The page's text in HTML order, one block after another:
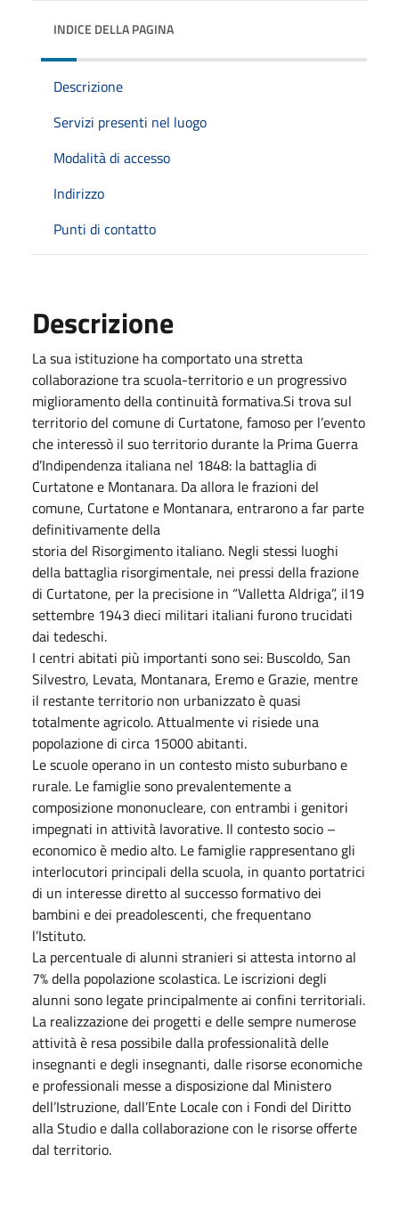
INDICE DELLA PAGINA
Descrizione
Servizi presenti nel luogo
Modalità di accesso
Indirizzo
Punti di contatto
Descrizione
La sua istituzione ha comportato una stretta
collaborazione tra scuola-territorio e un progressivo
miglioramento della continuità formativa.Si trova sul
territorio del comune di Curtatone, famoso per l’evento
che interessò il suo territorio durante la Prima Guerra
d’Indipendenza italiana nel 1848: la battaglia di
Curtatone e Montanara. Da allora le frazioni del
comune, Curtatone e Montanara, entrarono a far parte
definitivamente della
storia del Risorgimento italiano. Negli stessi luoghi
della battaglia risorgimentale, nei pressi della frazione
di Curtatone, per la precisione in “Valletta Aldriga”, il19
settembre 1943 dieci militari italiani furono trucidati
dai tedeschi.
I centri abitati più importanti sono sei: Buscoldo, San
Silvestro, Levata, Montanara, Eremo e Grazie, mentre
il restante territorio non urbanizzato è quasi
totalmente agricolo. Attualmente vi risiede una
popolazione di circa 15000 abitanti.
Le scuole operano in un contesto misto suburbano e
rurale. Le famiglie sono prevalentemente a
composizione mononucleare, con entrambi i genitori
impegnati in attività lavorative. Il contesto socio –
economico è medio alto. Le famiglie rappresentano gli
interlocutori principali della scuola, in quanto portatrici
di un interesse diretto al successo formativo dei
bambini e dei preadolescenti, che frequentano
l’Istituto.
La percentuale di alunni stranieri si attesta intorno al
7% della popolazione scolastica. Le iscrizioni degli
alunni sono legate principalmente ai confini territoriali.
La realizzazione dei progetti e delle sempre numerose
attività è resa possibile dalla professionalità delle
insegnanti e degli insegnanti, dalle risorse economiche
e professionali messe a disposizione dal Ministero
dell’Istruzione, dall’Ente Locale con i Fondi del Diritto
alla Studio e dalla collaborazione con le risorse offerte
dal territorio.